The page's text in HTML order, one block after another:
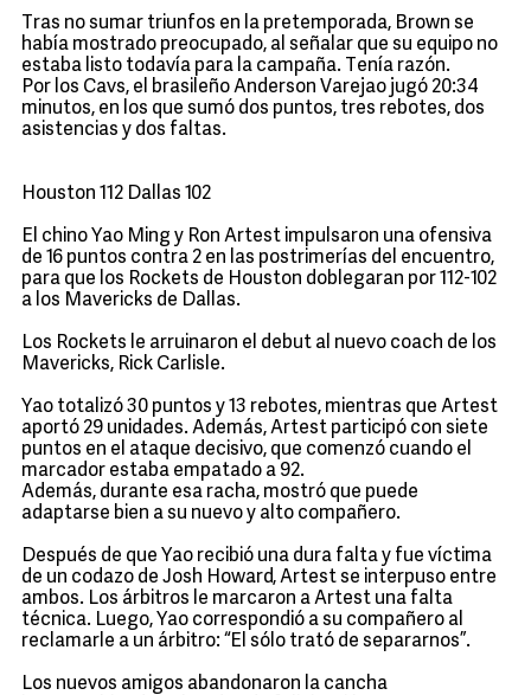
Tras no sumar triunfos en la pretemporada, Brown se
había mostrado preocupado, al señalar que su equipo no
estaba listo todavía para la campaña. Tenía razón.
Por los Cavs, el brasileño Anderson Varejao jugó 20:34
minutos, en los que sumó dos puntos, tres rebotes, dos
asistencias y dos faltas.
Houston 112 Dallas 102
El chino Yao Ming y Ron Artest impulsaron una ofensiva
de 16 puntos contra 2 en las postrimerías del encuentro,
para que los Rockets de Houston doblegaran por 112-102
a los Mavericks de Dallas.
Los Rockets le arruinaron el debut al nuevo coach de los
Mavericks, Rick Carlisle.
Yao totalizó 30 puntos y 13 rebotes, mientras que Artest
aportó 29 unidades. Además, Artest participó con siete
puntos en el ataque decisivo, que comenzó cuando el
marcador estaba empatado a 92.
Además, durante esa racha, mostró que puede
adaptarse bien a su nuevo y alto compañero.
Después de que Yao recibió una dura falta y fue víctima
de un codazo de Josh Howard, Artest se interpuso entre
ambos. Los árbitros le marcaron a Artest una falta
técnica. Luego, Yao correspondió a su compañero al
reclamarle a un árbitro: “El sólo trató de separarnos”.
Los nuevos amigos abandonaron la cancha